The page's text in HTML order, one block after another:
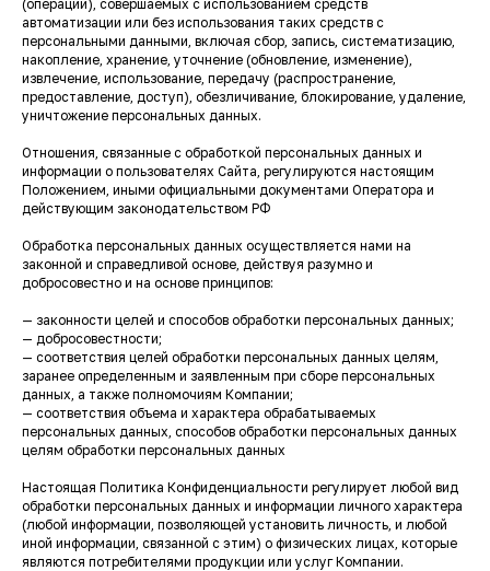
(операций), совершаемых с использованием средств
автоматизации или без использования таких средств с
персональными данными, включая сбор, запись, систематизацию,
накопление, хранение, уточнение (обновление, изменение),
извлечение, использование, передачу (распространение,
предоставление, доступ), обезличивание, блокирование, удаление,
уничтожение персональных данных.
Отношения, связанные с обработкой персональных данных и
информации о пользователях Сайта, регулируются настоящим
Положением, иными официальными документами Оператора и
действующим законодательством РФ
Обработка персональных данных осуществляется нами на
законной и справедливой основе, действуя разумно и
добросовестно и на основе принципов:
— законности целей и способов обработки персональных данных;
— добросовестности;
— соответствия целей обработки персональных данных целям,
заранее определенным и заявленным при сборе персональных
данных, а также полномочиям Компании;
— соответствия объема и характера обрабатываемых
персональных данных, способов обработки персональных данных
целям обработки персональных данных
Настоящая Политика Конфиденциальности регулирует любой вид
обработки персональных данных и информации личного характера
(любой информации, позволяющей установить личность, и любой
иной информации, связанной с этим) о физических лицах, которые
являются потребителями продукции или услуг Компании.